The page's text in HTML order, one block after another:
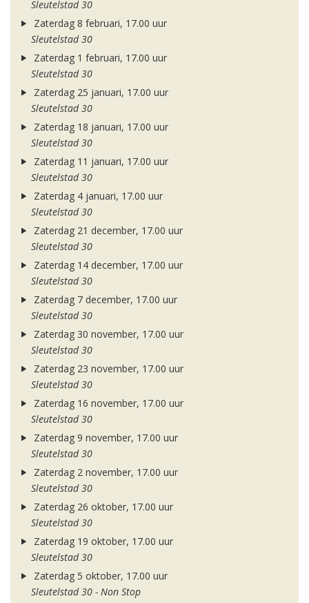
Sleutelstad 30
Zaterdag 8 februari, 17.00 uur
Sleutelstad 30
Zaterdag 1 februari, 17.00 uur
Sleutelstad 30
Zaterdag 25 januari, 17.00 uur
Sleutelstad 30
Zaterdag 18 januari, 17.00 uur
Sleutelstad 30
Zaterdag 11 januari, 17.00 uur
Sleutelstad 30
Zaterdag 4 januari, 17.00 uur
Sleutelstad 30
Zaterdag 21 december, 17.00 uur
Sleutelstad 30
Zaterdag 14 december, 17.00 uur
Sleutelstad 30
Zaterdag 7 december, 17.00 uur
Sleutelstad 30
Zaterdag 30 november, 17.00 uur
Sleutelstad 30
Zaterdag 23 november, 17.00 uur
Sleutelstad 30
Zaterdag 16 november, 17.00 uur
Sleutelstad 30
Zaterdag 9 november, 17.00 uur
Sleutelstad 30
Zaterdag 2 november, 17.00 uur
Sleutelstad 30
Zaterdag 26 oktober, 17.00 uur
Sleutelstad 30
Zaterdag 19 oktober, 17.00 uur
Sleutelstad 30
Zaterdag 5 oktober, 17.00 uur
Sleutelstad 30 - Non Stop